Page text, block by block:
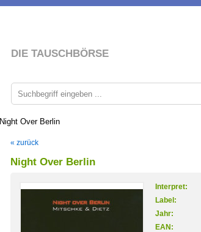
DIE TAUSCHBÖRSE
Night Over Berlin
« zurück
Night Over Berlin
Interpret:
Label:
Jahr:
EAN: